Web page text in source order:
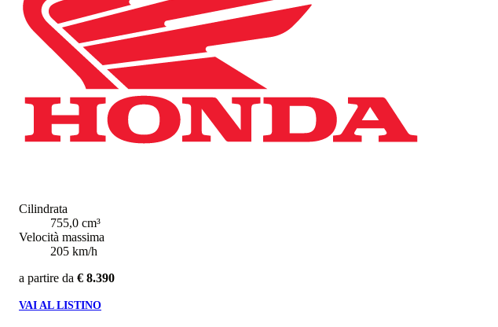
Cilindrata
755,0 cm³
Velocità massima
205 km/h
a partire da € 8.390
VAI AL LISTINO